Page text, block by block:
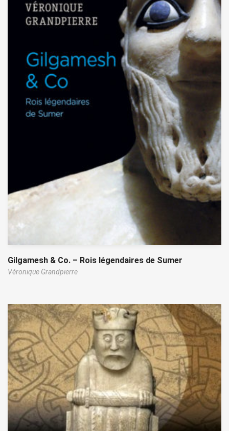
Gilgamesh & Co. – Rois légendaires de Sumer
Véronique Grandpierre